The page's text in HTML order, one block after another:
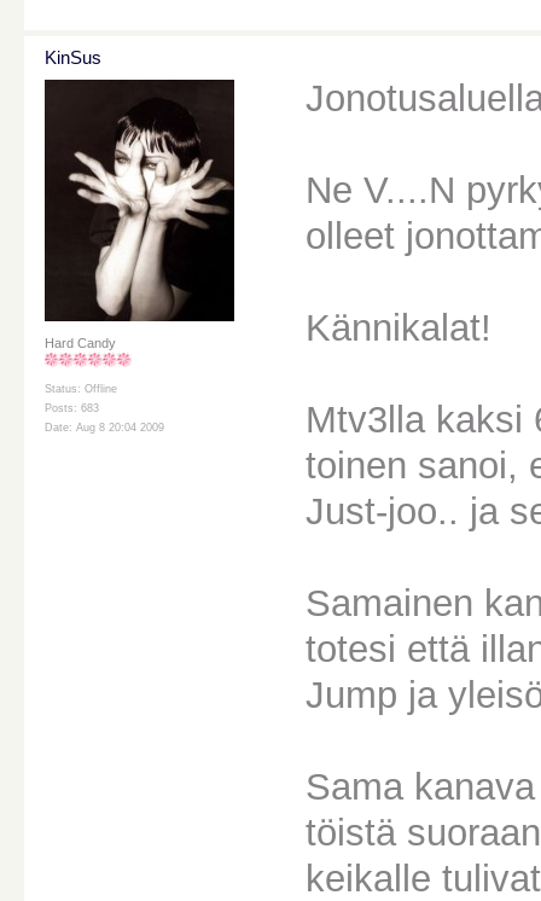
KinSus
Hard Candy
Status: Offline
Posts: 683
Date: Aug 8 20:04 2009
Ne V....N
olleet
Kännikalat!
Mtv3lla kaksi
toinen sanoi,
Just-joo.. ja
Samainen
totesi että
Jump ja
Sama
töistä
keikalle